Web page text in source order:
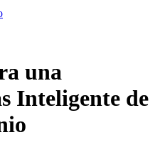
una
Inteligente de